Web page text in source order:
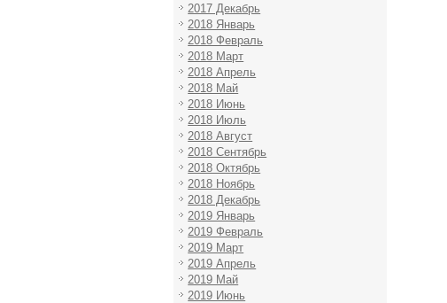
2017 Декабрь
2018 Январь
2018 Февраль
2018 Март
2018 Апрель
2018 Май
2018 Июнь
2018 Июль
2018 Август
2018 Сентябрь
2018 Октябрь
2018 Ноябрь
2018 Декабрь
2019 Январь
2019 Февраль
2019 Март
2019 Апрель
2019 Май
2019 Июнь